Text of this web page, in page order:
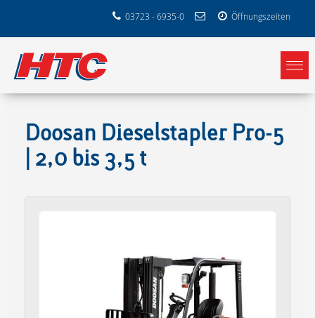
03723 - 6935-0 Öffnungszeiten
Doosan Dieselstapler Pro-5
| 2,0 bis 3,5 t